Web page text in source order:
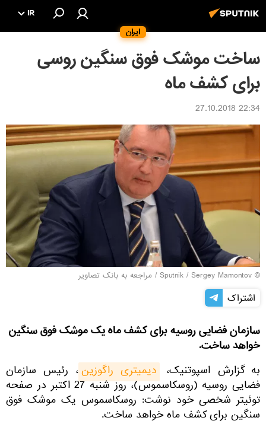
ایران
IR
ساخت موشک فوق سنگین روسی
برای کشف ماه
22:34 27.10.2018
© Sputnik / Sergey Mamontov
/ مراجعه به بانک تصاویر
اشتراک
سازمان فضایی روسیه برای کشف ماه یک موشک فوق سنگین
خواهد ساخت.
به گزارش اسپوتنیک، دیمیتری راگوزین، رئیس سازمان
فضایی روسیه (روسکاسموس)، روز شنبه 27 اکتبر در صفحه
توئیتر شخصی خود نوشت: روسکاسموس یک موشک فوق
سنگین برای کشف ماه خواهد ساخت.